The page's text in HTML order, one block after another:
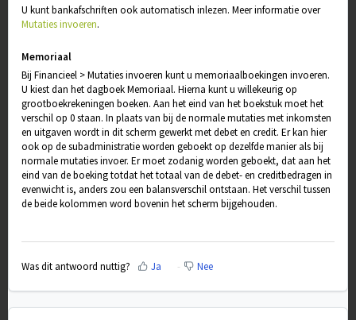
U kunt bankafschriften ook automatisch inlezen. Meer informatie over
Mutaties invoeren.
Memoriaal
Bij Financieel > Mutaties invoeren kunt u memoriaalboekingen invoeren.
U kiest dan het dagboek Memoriaal. Hierna kunt u willekeurig op
grootboekrekeningen boeken. Aan het eind van het boekstuk moet het
verschil op 0 staan. In plaats van bij de normale mutaties met inkomsten
en uitgaven wordt in dit scherm gewerkt met debet en credit. Er kan hier
ook op de subadministratie worden geboekt op dezelfde manier als bij
normale mutaties invoer. Er moet zodanig worden geboekt, dat aan het
eind van de boeking totdat het totaal van de debet- en creditbedragen in
evenwicht is, anders zou een balansverschil ontstaan. Het verschil tussen
de beide kolommen word bovenin het scherm bijgehouden.
Was dit antwoord nuttig? Ja Nee